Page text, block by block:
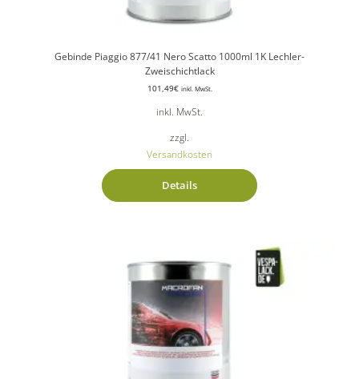
Gebinde Piaggio 877/41 Nero Scatto 1000ml 1K Lechler-
Zweischichtlack
101,49€ inkl. MwSt.
inkl. MwSt.
zzgl.
Versandkosten
Details